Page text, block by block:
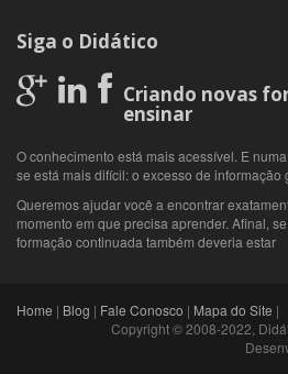
Siga o Didático
Criando novas
ensinar
O conhecimento está mais acessível. E
se está mais difícil: o excesso de informação
Queremos ajudar você a encontrar
momento em que precisa aprender. Afinal,
formação continuada também deveria estar
Home | Blog | Fale Conosco | Mapa do Site |
Copyright © 2008-2022,